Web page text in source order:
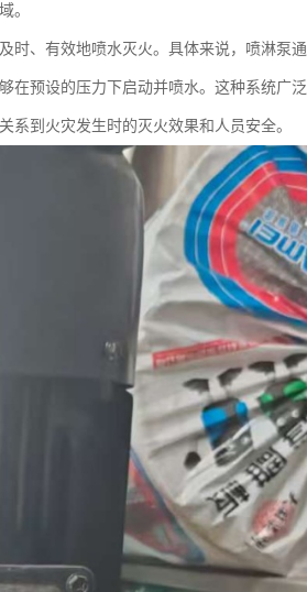
。
时、有效地喷水灭火。具体来说，喷淋泵通
在预设的压力下启动并喷水。这种系统广泛
到火灾发生时的灭火效果和人员安全。